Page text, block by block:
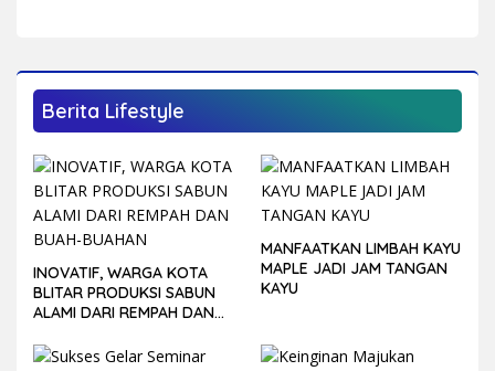
Berita Lifestyle
INOVATIF, WARGA KOTA
BLITAR PRODUKSI SABUN
ALAMI DARI REMPAH DAN
MANFAATKAN LIMBAH KAYU
MAPLE JADI JAM TANGAN
KAYU